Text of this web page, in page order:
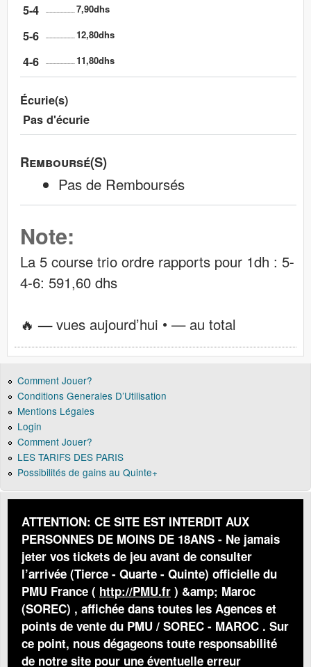
5-4
7,90dhs
5-6 12,80dhs
4-6 11,80dhs
Écurie(s)
Pas d'écurie
Remboursé(s)
Pas de Remboursés
Note:
La 5 course trio ordre rapports pour 1dh : 5-
4-6: 591,60 dhs
🔥—vues aujourd’hui •—au total
Comment Jouer?
Conditions Generales D’Utilisation
Mentions Légales
Login
Comment Jouer?
LES TARIFS DES PARIS
Possibilités de gains au Quinte+
ATTENTION: CE SITE EST INTERDIT AUX
PERSONNES DE MOINS DE 18ANS - Ne jamais
jeter vos tickets de jeu avant de consulter
l’arrivée (Tierce - Quarte - Quinte) officielle du
PMU France ( http://PMU.fr ) &amp; Maroc
(SOREC) , affichée dans toutes les Agences et
points de vente du PMU / SOREC - MAROC . Sur
ce point, nous dégageons toute responsabilité
de notre site pour une éventuelle erreur